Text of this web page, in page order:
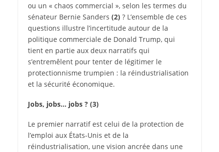
ou un « chaos commercial », selon les termes du
sénateur Bernie Sanders (2)? L’ensemble de ces
questions illustre l’incertitude autour de la
politique commerciale de Donald Trump, qui
tient en partie aux deux narratifs qui
s’entremêlent pour tenter de légitimer le
protectionnisme trumpien : la réindustrialisation
et la sécurité économique.
Jobs, jobs… jobs ? (3)
Le premier narratif est celui de la protection de
l’emploi aux États-Unis et de la
réindustrialisation, une vision ancrée dans une